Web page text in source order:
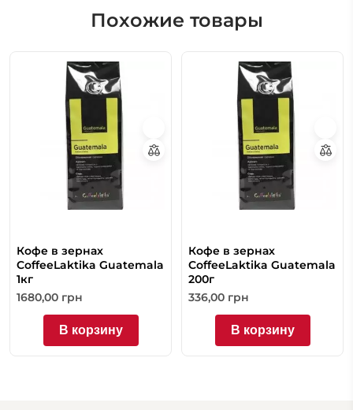
Похожие товары
Кофе в зернах
CoffeeLaktika Guatemala
1кг
1680,00 грн
В корзину
Кофе в зернах
CoffeeLaktika Guatemala
200г
336,00 грн
В корзину